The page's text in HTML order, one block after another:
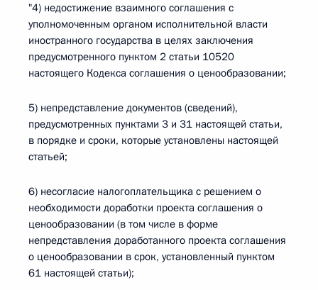
"4) недостижение взаимного соглашения с
уполномоченным органом исполнительной власти
иностранного государства в целях заключения
предусмотренного пунктом 2 статьи 10520
настоящего Кодекса соглашения о ценообразовании;
5) непредставление документов (сведений),
предусмотренных пунктами 3 и 31 настоящей статьи,
в порядке и сроки, которые установлены настоящей
статьей;
6) несогласие налогоплательщика с решением о
необходимости доработки проекта соглашения о
ценообразовании (в том числе в форме
непредставления доработанного проекта соглашения
о ценообразовании в срок, установленный пунктом
61 настоящей статьи);